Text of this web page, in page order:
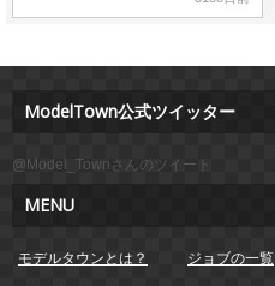
ModelTown公式ツイッター
@Model_Townさんのツイート
MENU
モデルタウンとは？ ジョブの一覧